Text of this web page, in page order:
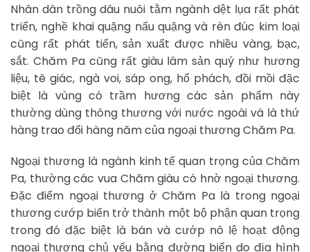
Nhân dân trồng dâu nuôi tằm ngành dệt lụa rất phát
triển, nghề khai quặng nấu quặng và rèn đúc kim loại
cũng rất phát tiển, sản xuất được nhiều vàng, bạc,
sắt. Chăm Pa cũng rất giàu lâm sản quý như hương
liệu, tê giác, ngà voi, sáp ong, hổ phách, đồi mồi đặc
biệt là vùng có trầm hương các sản phẩm này
thường dùng thông thương với nước ngoài và là thứ
hàng trao đổi hàng năm của ngoại thương Chăm Pa.
Ngoại thương là ngành kinh tế quan trọng của Chăm
Pa, thường các vua Chăm giàu có hnờ ngoại thương.
Đặc điểm ngoại thương ở Chăm Pa là trong ngoại
thương cướp biển trở thành một bộ phận quan trọng
trong đó đặc biệt là bán và cướp nô lệ hoạt động
ngoại thương chủ yếu bằng đường biển do địa hình